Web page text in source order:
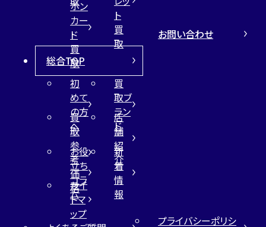
ト
買
取
ホン
カー
ド
買
取
総合TOP
初
めて
の方
へ
買
取ブ
ラン
ド
買
取
参
考
価
格
店
舗
紹
介
お役
立ち
コラ
ム
新
着
情
報
サイ
トマ
ップ
お問い合わせ
プライバシーポリシ